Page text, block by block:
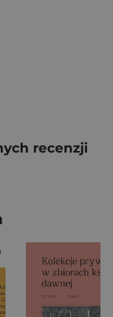
recenzji